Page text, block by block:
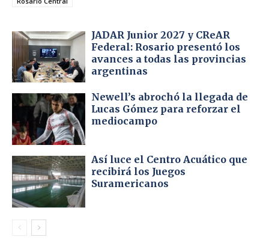
JADAR Junior 2027 y CReAR
Federal: Rosario presentó los
avances a todas las provincias
argentinas
Newell’s abrochó la llegada de
Lucas Gómez para reforzar el
mediocampo
Así luce el Centro Acuático que
recibirá los Juegos
Suramericanos